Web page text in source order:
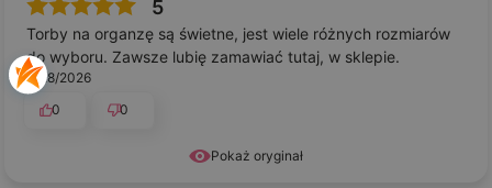
Pokaż oryginał
5
Torby na organzę są świetne, jest wiele różnych rozmiarów
do wyboru. Zawsze lubię zamawiać tutaj, w sklepie.
3/28/2026
0
0